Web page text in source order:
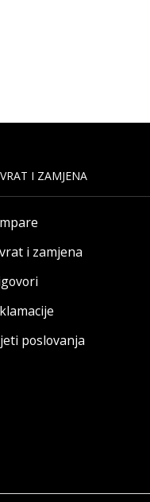
I ZAMJENA
i zamjena
poslovanja